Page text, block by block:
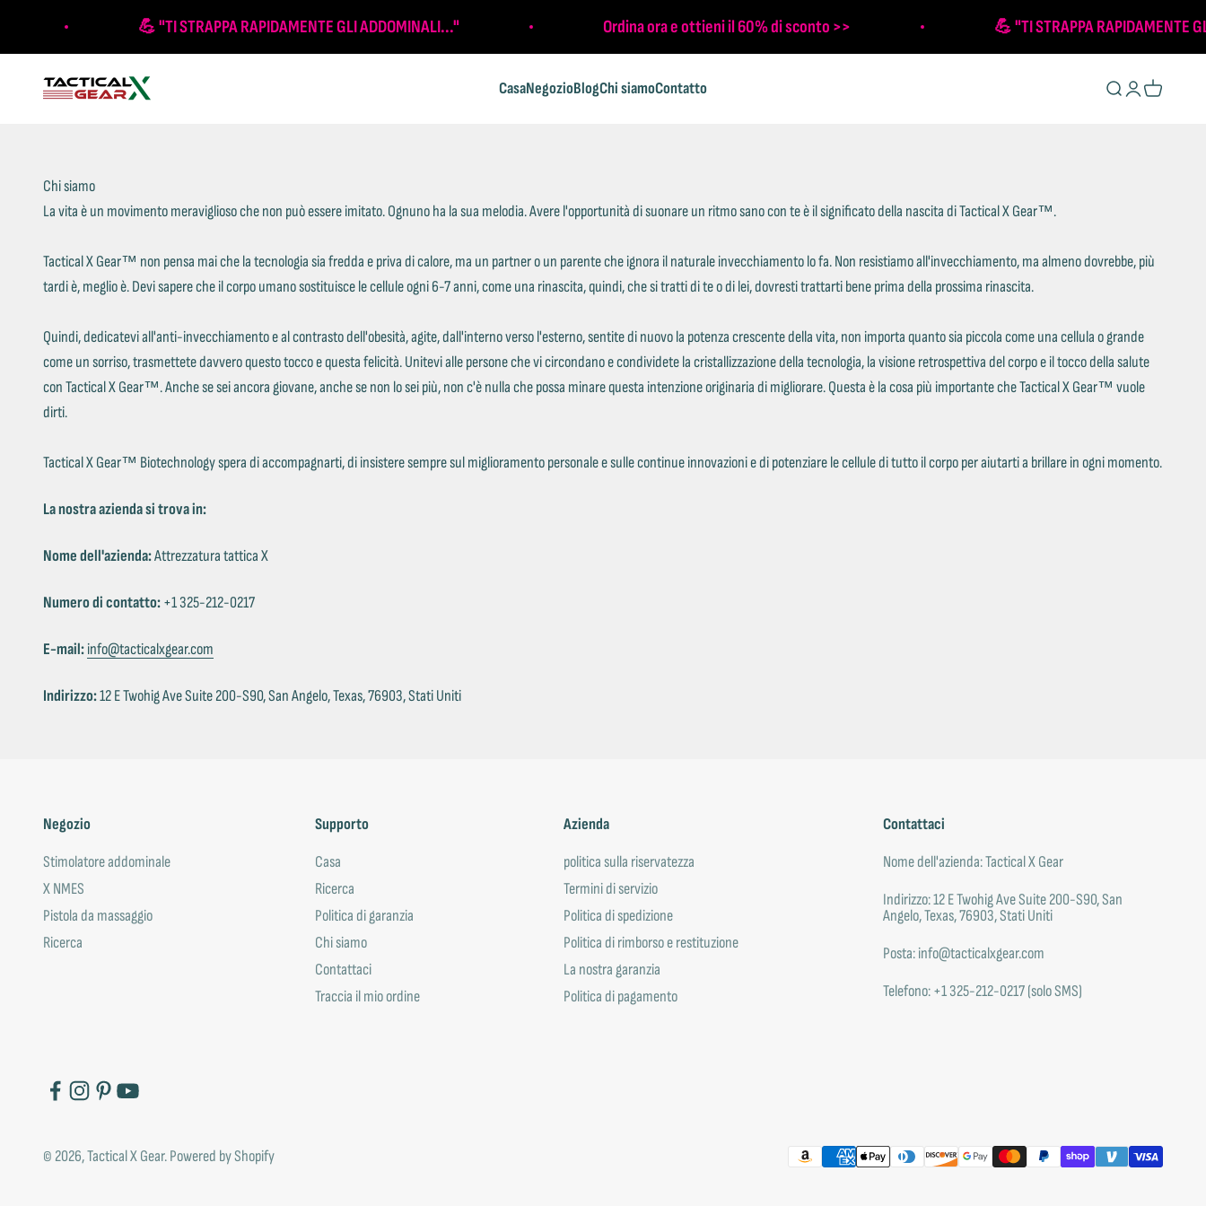
💪 "TI STRAPPA RAPIDAMENTE GLI ADDOMINALI..." Ordina ora e ottieni il 60% di sconto >> 💪 "TI STRAPPA RAPIDAMENTE
CasaNegozioBlogChi siamoContatto
Tactical X Gear Mostra il menu di
Mostra account
Mostra il
Chi siamo
La vita è un movimento meraviglioso che non può essere imitato. Ognuno ha la sua melodia. Avere l'opportunità di suonare un ritmo sano con te è il significato della nascita di Tactical X Gear™.
Tactical X Gear™ non pensa mai che la tecnologia sia fredda e priva di calore, ma un partner o un parente che ignora il naturale invecchiamento lo fa. Non resistiamo all'invecchiamento, ma almeno dovrebbe, più
tardi è, meglio è. Devi sapere che il corpo umano sostituisce le cellule ogni 6-7 anni, come una rinascita, quindi, che si tratti di te o di lei, dovresti trattarti bene prima della prossima rinascita.
Quindi, dedicatevi all'anti-invecchiamento e al contrasto dell'obesità, agite, dall'interno verso l'esterno, sentite di nuovo la potenza crescente della vita, non importa quanto sia piccola come una cellula o grande
come un sorriso, trasmettete davvero questo tocco e questa felicità. Unitevi alle persone che vi circondano e condividete la cristallizzazione della tecnologia, la visione retrospettiva del corpo e il tocco della salute
con Tactical X Gear™. Anche se sei ancora giovane, anche se non lo sei più, non c'è nulla che possa minare questa intenzione originaria di migliorare. Questa è la cosa più importante che Tactical X Gear™ vuole
dirti.
Tactical X Gear™ Biotechnology spera di accompagnarti, di insistere sempre sul miglioramento personale e sulle continue innovazioni e di potenziare le cellule di tutto il corpo per aiutarti a brillare in ogni momento.
La nostra azienda si trova in:
Nome dell'azienda:Attrezzatura tattica X
Numero di contatto:+1 325-212-0217
E-mail:info@tacticalxgear.com
Indirizzo:12 E Twohig Ave Suite 200-S90, San Angelo, Texas, 76903, Stati Uniti
Negozio
Stimolatore addominale
X NMES
Pistola da massaggio
Ricerca
Supporto
Casa
Ricerca
Politica di garanzia
Chi siamo
Contattaci
Traccia il mio ordine
Azienda
politica sulla riservatezza
Termini di servizio
Politica di spedizione
Politica di rimborso e restituzione
La nostra garanzia
Politica di pagamento
Contattaci
Nome dell'azienda: Tactical X Gear
Indirizzo: 12 E Twohig Ave Suite 200-S90, San
Angelo, Texas, 76903, Stati Uniti
Posta: info@tacticalxgear.com
Telefono: +1 325-212-0217 (solo SMS)
© 2026, Tactical X Gear.Powered by Shopify